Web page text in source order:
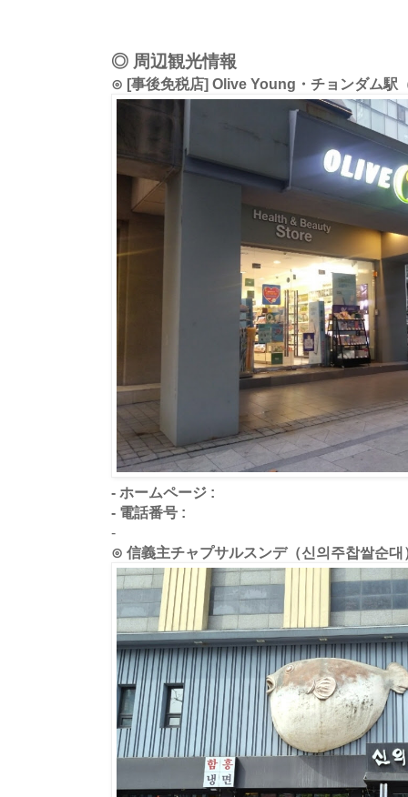
◎ 周辺観光情報
⊙ [事後免税店] Olive Young・チョンダム駅
- ホームページ :
- 電話番号 :
-
⊙ 信義主チャプサルスンデ（신의주찹쌀순대